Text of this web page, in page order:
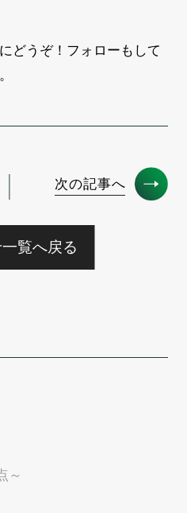
～
どうぞ！フォローもして
覧へ戻る
次の記事へ